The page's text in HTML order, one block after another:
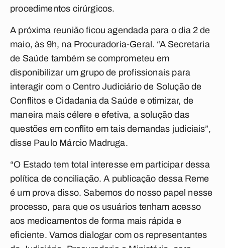
procedimentos cirúrgicos.
A próxima reunião ficou agendada para o dia 2 de
maio, às 9h, na Procuradoria-Geral. “A Secretaria
de Saúde também se comprometeu em
disponibilizar um grupo de profissionais para
interagir com o Centro Judiciário de Solução de
Conflitos e Cidadania da Saúde e otimizar, de
maneira mais célere e efetiva, a solução das
questões em conflito em tais demandas judiciais”,
disse Paulo Márcio Madruga.
“O Estado tem total interesse em participar dessa
política de conciliação. A publicação dessa Reme
é um prova disso. Sabemos do nosso papel nesse
processo, para que os usuários tenham acesso
aos medicamentos de forma mais rápida e
eficiente. Vamos dialogar com os representantes